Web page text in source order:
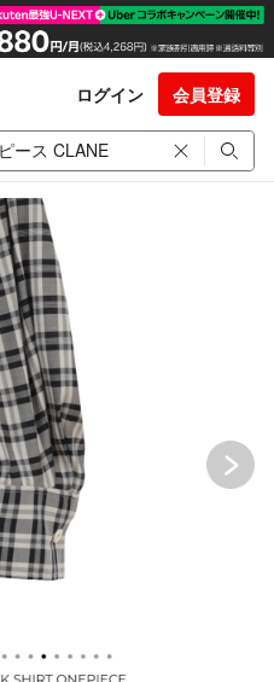
ログイン 会員登録